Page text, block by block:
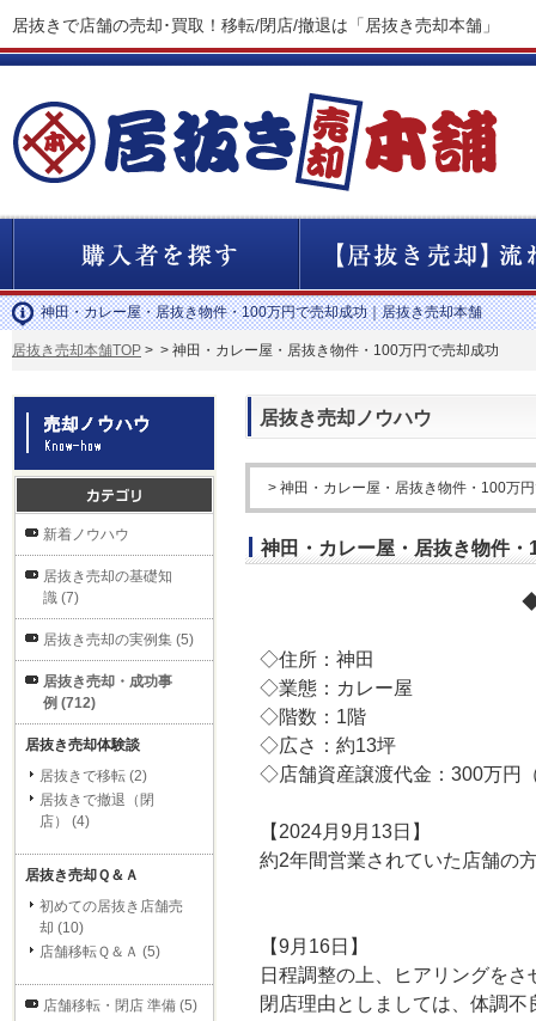
居抜きで店舗の売却･買取！移転/閉店/撤退は「居抜き売却本舗」
神田・カレー屋・居抜き物件・100万円で売却成功｜居抜き売却本舗
居抜き売却本舗TOP > > 神田・カレー屋・居抜き物件・100万円で売却成功
居抜き売却ノウハウ
> 神田・カレー屋・居抜き物件・100万
神田・カレー屋・居抜き物件
◇住所：神田
◇業態：カレー屋
◇階数：1階
◇広さ：約13坪
◇店舗資産譲渡代金：300万円
【2024月9月13日】
約2年間営業されていた店舗の
【9月16日】
日程調整の上、ヒアリングをさ
閉店理由としましては、体調
新着ノウハウ
居抜き売却の基礎知
識 (7)
居抜き売却の実例集 (5)
居抜き売却・成功事
例 (712)
居抜き売却体験談
居抜きで移転 (2)
居抜きで撤退（閉
店） (4)
居抜き売却Ｑ＆Ａ
初めての居抜き店舗売
却 (10)
店舗移転Ｑ＆Ａ (5)
店舗移転・閉店 準備 (5)